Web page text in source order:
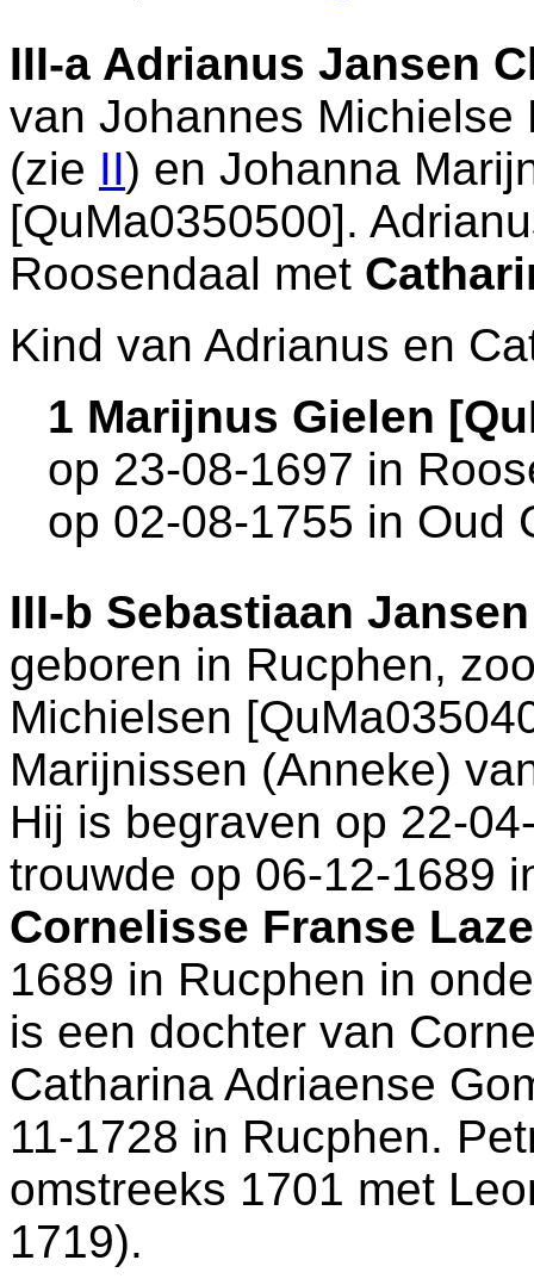
III-a Adrianus Jansen
van Johannes Michielse
(zie II) en Johanna
[QuMa0350500].
Roosendaal met
Kind van Adrianus en
1 Marijnus Gielen
op 23-08-1697 in
op 02-08-1755 in Oud
III-b Sebastiaan
geboren in Rucphen,
Michielsen
Marijnissen (Anneke)
Hij is begraven op 22-
trouwde op 06-12-1689
Cornelisse Franse
1689 in Rucphen in
is een dochter van
Catharina Adriaense
11-1728 in Rucphen.
omstreeks 1701 met
1719).